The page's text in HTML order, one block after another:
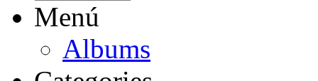
Menú
Albums